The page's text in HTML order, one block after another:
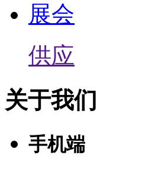
展会
供应
关于我们
手机端